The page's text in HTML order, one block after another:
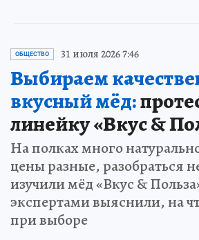
ОБЩЕСТВО 31 июля 2026 7:46
Выбираем
вкусный мёд:
линейку «Вкус &
На полках много
цены разные, разобраться
изучили мёд «Вкус &
экспертами выяснили, на
при выборе